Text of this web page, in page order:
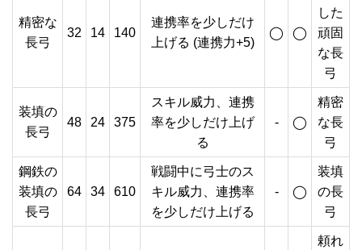
精密な
長弓
32 14 140
連携率を少しだけ
上げる (連携力+5)
◯ ◯
した
頑固
な長
弓
装填の
長弓
48 24 375
スキル威力、連携
率を少しだけ上げ
る
- ◯
精密
な長
弓
鋼鉄の
装填の
長弓
64 34 610
戦闘中に弓士のス
キル威力、連携率
を少しだけ上げる
- ◯
装填
の長
弓
頼れ